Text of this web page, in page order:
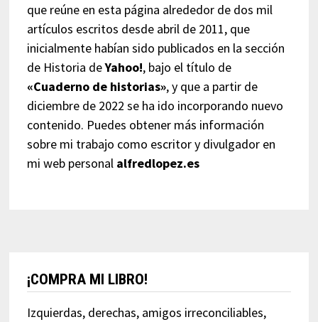
que reúne en esta página alrededor de dos mil
artículos escritos desde abril de 2011, que
inicialmente habían sido publicados en la sección
de Historia deYahoo!, bajo el título de
«Cuaderno de historias», y que a partir de
diciembre de 2022 se ha ido incorporando nuevo
contenido. Puedes obtener más información
sobre mi trabajo como escritor y divulgador en
mi web personal alfredlopez.es
¡COMPRA MI LIBRO!
Izquierdas, derechas, amigos irreconciliables,